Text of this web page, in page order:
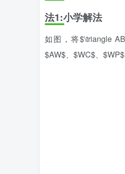
法1:小学解法
如图，将$\triangle
$AW$、$WC$、$WP$